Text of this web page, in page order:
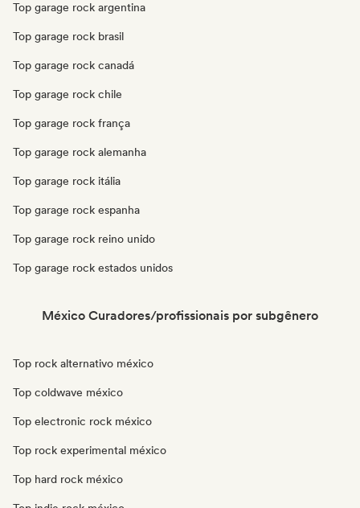
Top garage rock argentina
Top garage rock brasil
Top garage rock canadá
Top garage rock chile
Top garage rock frança
Top garage rock alemanha
Top garage rock itália
Top garage rock espanha
Top garage rock reino unido
Top garage rock estados unidos
México Curadores/profissionais por subgênero
Top rock alternativo méxico
Top coldwave méxico
Top electronic rock méxico
Top rock experimental méxico
Top hard rock méxico